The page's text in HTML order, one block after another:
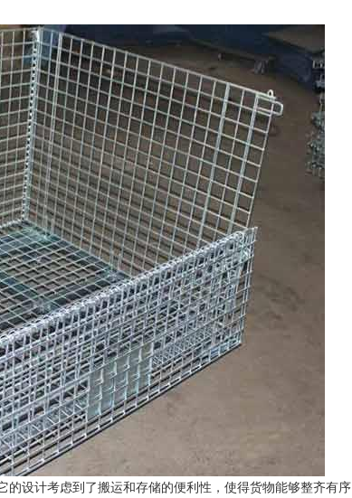
设计考虑到了搬运和存储的便利性，使得货物能够整齐有序